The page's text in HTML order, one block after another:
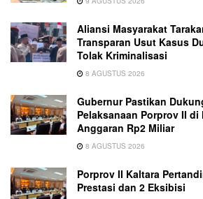
Aliansi Masyarakat
Transparan Usut Kasus
Tolak Kriminalisasi
8 AGUSTUS 2026
Gubernur Pastikan
Pelaksanaan Porprov II di
Anggaran Rp2 Miliar
8 AGUSTUS 2026
Porprov II Kaltara
Prestasi dan 2 Eksibisi